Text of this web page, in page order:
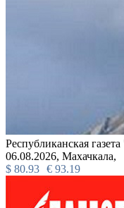
Республиканская
06.08.2026, Махачкала,
$ 80.93 € 93.19